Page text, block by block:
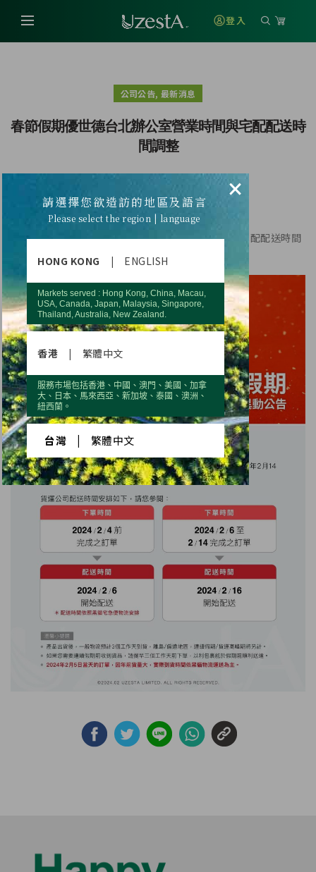
登入
公司公告, 最新消息
春節假期優世德台北辦公室營業時間與宅配配送時
間調整
金龍賀新歲 龍攜好運來
適逢農曆春節假期，優世德台灣辦公室營業時間與宅配配送時間
×
請選擇您欲造訪的地區及語言
Please select the region | language
HONG KONG | ENGLISH
Markets served : Hong Kong, China, Macau,
USA, Canada, Japan, Malaysia, Singapore,
Thailand, Australia, New Zealand.
香港 | 繁體中文
服務市場包括香港、中國、澳門、美國、加拿
大、日本、馬來西亞、新加坡、泰國、澳洲、
紐西蘭。
台灣 | 繁體中文